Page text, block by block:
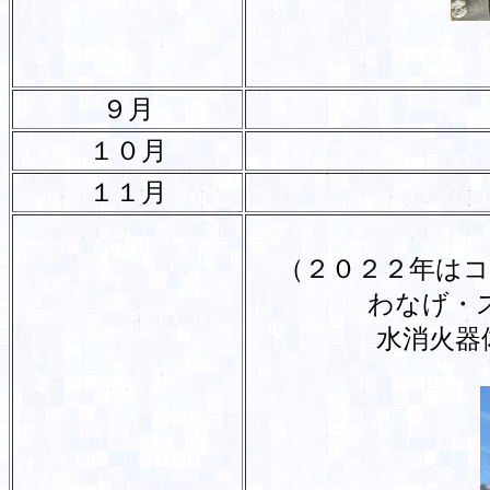
９月
１０月
１１月
（２０２２年は
わなげ・
水消火器